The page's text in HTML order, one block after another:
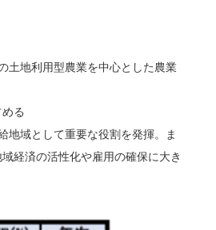
土地利用型農業を中心とした農業
る
地域として重要な役割を発揮。ま
経済の活性化や雇用の確保に大き